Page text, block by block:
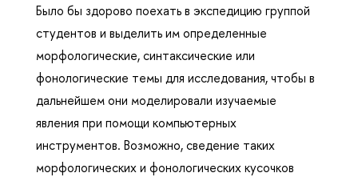
Было бы здорово поехать в экспедицию группой
студентов и выделить им определенные
морфологические, синтаксические или
фонологические темы для исследования, чтобы в
дальнейшем они моделировали изучаемые
явления при помощи компьютерных
инструментов. Возможно, сведение таких
морфологических и фонологических кусочков